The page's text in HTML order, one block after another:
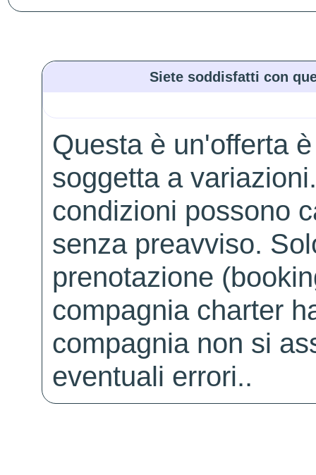
Siete soddisfatti con
Questa è un'offerta
soggetta a
condizioni possono
senza preavviso.
prenotazione
compagnia charter
compagnia non si
eventuali errori..